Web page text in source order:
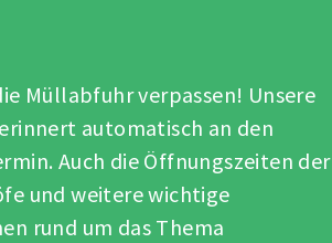
Müllabfuhr verpassen! Unsere
automatisch an den
Auch die Öffnungszeiten der
und weitere wichtige
rund um das Thema